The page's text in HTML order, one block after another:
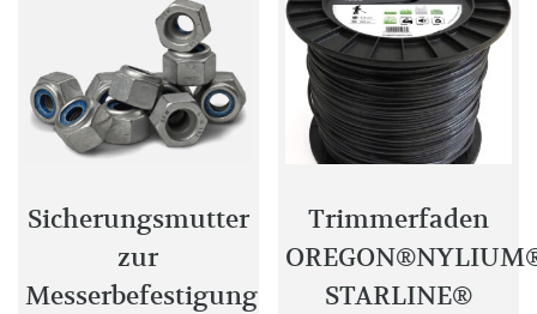
Sicherungsmutter
zur
Messerbefestigung
Trimmerfaden
STARLINE®